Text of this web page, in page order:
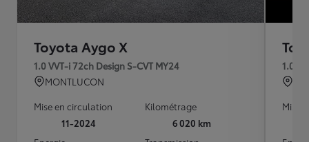
Toyota Aygo X
1.0 VVT-i 72ch Design S-CVT MY24
MONTLUCON
Mise en circulation
11-2024
Kilométrage
6 020 km
1.0
Mise